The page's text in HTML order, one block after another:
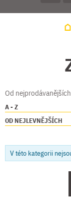
Od nejprodávanějších
A - Z
OD NEJLEVNĚJŠÍCH
V této kategorii